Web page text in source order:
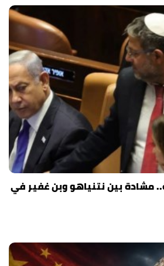
مشادة بين نتنياهو وبن غفير في